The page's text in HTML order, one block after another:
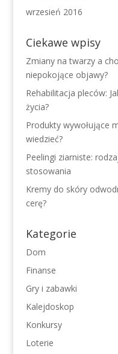
wrzesień 2016
Ciekawe wpisy
Zmiany na twarzy a
niepokojące objawy?
Rehabilitacja pleców:
życia?
Produkty wywołujące
wiedzieć?
Peelingi ziarniste:
stosowania
Kremy do skóry
cerę?
Kategorie
Dom
Finanse
Gry i zabawki
Kalejdoskop
Konkursy
Loterie